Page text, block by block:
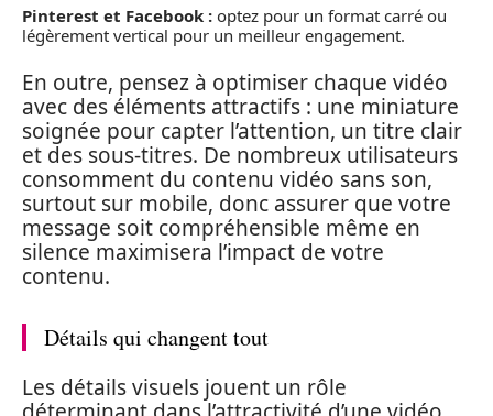
Pinterest et Facebook : optez pour un format carré ou
légèrement vertical pour un meilleur engagement.
En outre, pensez à optimiser chaque vidéo
avec des éléments attractifs : une miniature
soignée pour capter l’attention, un titre clair
et des sous-titres. De nombreux utilisateurs
consomment du contenu vidéo sans son,
surtout sur mobile, donc assurer que votre
message soit compréhensible même en
silence maximisera l’impact de votre
contenu.
Détails qui changent tout
Les détails visuels jouent un rôle